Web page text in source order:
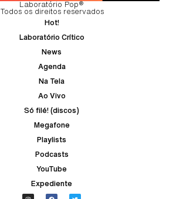
Laboratório Pop®
Todos os direitos reservados
Hot!
Laboratório Crítico
News
Agenda
Na Tela
Ao Vivo
Só filé! (discos)
Megafone
Playlists
Podcasts
YouTube
Expediente